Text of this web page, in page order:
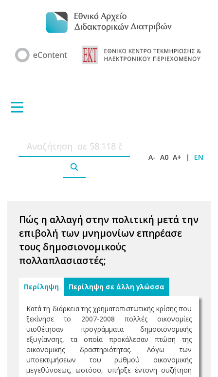
A- A0 A+ | EN
Πώς η αλλαγή στην πολιτική μετά την
επιβολή των μνημονίων επηρέασε
τους δημοσιονομικούς
πολλαπλασιαστές;
Περίληψη Περίληψη σε άλλη γλώσσα
Κατά τη διάρκεια της χρηματοπιστωτικής κρίσης που
ξεκίνησε το 2007-2008 πολλές οικονομίες
υιοθέτησαν προγράμματα δημοσιονομικής
εξυγίανσης, τα οποία προκάλεσαν πτώση της
οικονομικής δραστηριότητας. Λόγω των
υποεκτιμήσεων του ρυθμού οικονομικής
μεγεθύνσεως, ωστόσο, υπήρξε έντονη συζήτηση